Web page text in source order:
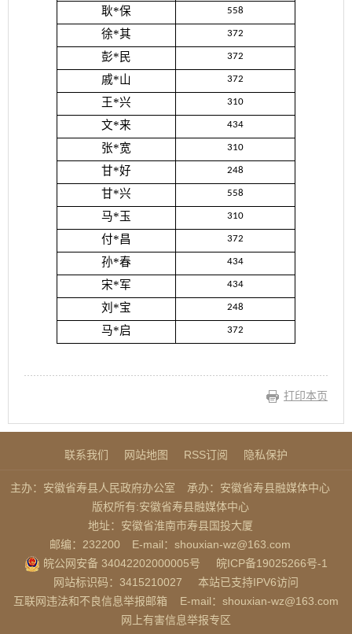
耿*保 558
徐*其 372
彭*民 372
戚*山 372
王*兴 310
文*来 434
张*宽 310
甘*好 248
甘*兴 558
马*玉 310
付*昌 372
孙*春 434
宋*军 434
刘*宝 248
马*启 372
打印本页
联系我们 网站地图 RSS订阅 隐私保护
主办：安徽省寿县人民政府办公室
承办：安徽省寿县融媒体中心
版权所有:安徽省寿县融媒体中心
地址：安徽省淮南市寿县国投大厦
邮编：232200
E-mail：shouxian-wz@163.com
皖公网安备 34042202000005号
皖ICP备19025266号-1
网站标识码：3415210027
本站已支持IPV6访问
互联网违法和不良信息举报邮箱
E-mail：shouxian-wz@163.com
网上有害信息举报专区